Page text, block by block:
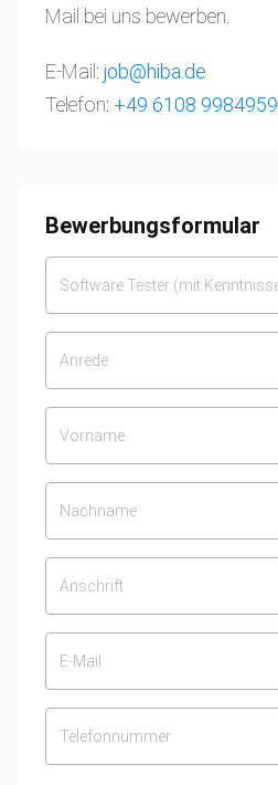
Mail bei uns bewerben.
E-Mail: job@hiba.de
Telefon: +49 6108 9984959
Bewerbungsformular
Anrede